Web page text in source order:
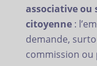
associative
citoyenne :
demande,
commission ou